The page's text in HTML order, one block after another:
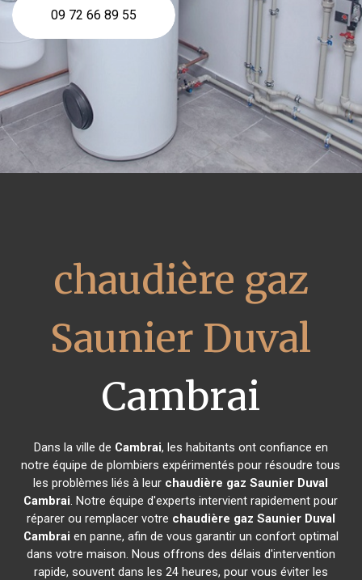
09 72 66 89 55
chaudière gaz
Saunier Duval
Cambrai
Dans la ville de Cambrai, les habitants ont confiance en
notre équipe de plombiers expérimentés pour résoudre tous
les problèmes liés à leur chaudière gaz Saunier Duval
Cambrai. Notre équipe d'experts intervient rapidement pour
réparer ou remplacer votre chaudière gaz Saunier Duval
Cambrai en panne, afin de vous garantir un confort optimal
dans votre maison. Nous offrons des délais d'intervention
rapide, souvent dans les 24 heures, pour vous éviter les